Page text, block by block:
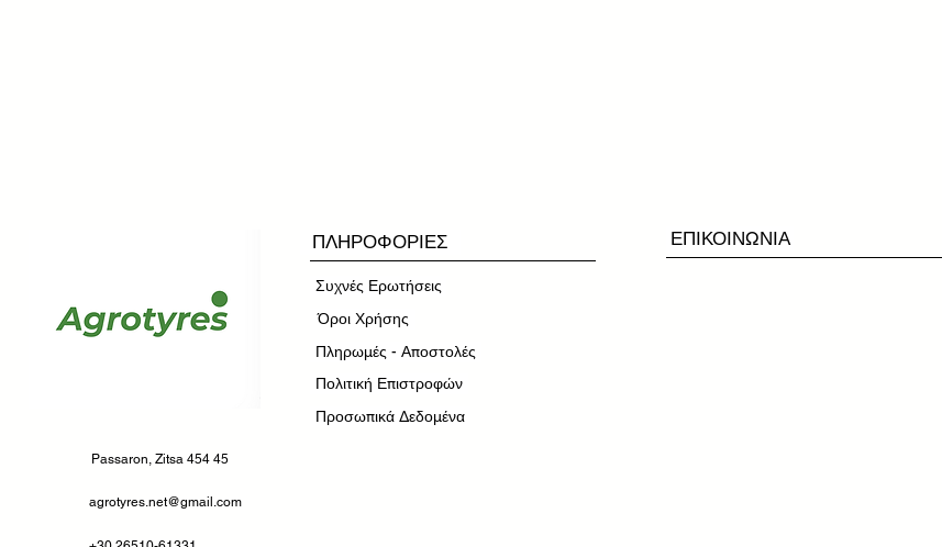
ΠΛΗΡΟΦΟΡΙΕΣ
Συχνές Ερωτήσεις
​Όροι Χρήσης
Πληρωμές - Αποστολές
Πολιτική Επιστροφών
Προσωπικά Δεδομένα
Passaron, Zitsa 454 45
agrotyres.net@gmail.com
ΕΠΙΚΟΙΝΩΝΙΑ